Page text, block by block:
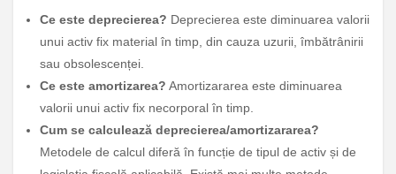
Ce este deprecierea? Deprecierea este diminuarea valorii
unui activ fix material în timp, din cauza uzurii, îmbătrânirii
sau obsolescenței.
Ce este amortizarea? Amortizararea este diminuarea
valorii unui activ fix necorporal în timp.
Cum se calculează deprecierea/amortizararea?
Metodele de calcul diferă în funcție de tipul de activ și de